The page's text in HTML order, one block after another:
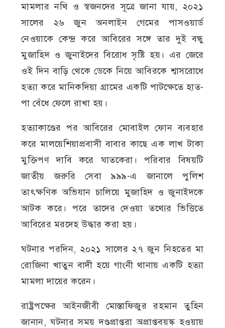
মামলার নথি ও স্বজনদের সূত্রে জানা যায়, ২০২১
সালের ২৬ জুন অনলাইন গেমের পাসওয়ার্ড
নেওয়াকে কেন্দ্র করে আবিরের সঙ্গে তার দুই বন্ধু
মুজাহিদ ও জুনাইদের বিরোধ সৃষ্টি হয়। এর জেরে
ওই দিন বাড়ি থেকে ডেকে নিয়ে আবিরকে শ্বাসরোধে
হত্যা করে মানিকদিয়া গ্রামের একটি পাটক্ষেতে হাত-
পা বেঁধে ফেলে রাখা হয়।
হত্যাকাণ্ডের পর আবিরের মোবাইল ফোন ব্যবহার
করে মালয়েশিয়াপ্রবাসী বাবার কাছে এক লাখ টাকা
মুক্তিপণ দাবি করে ঘাতকেরা। পরিবার বিষয়টি
জাতীয় জরুরি সেবা ৯৯৯-এ জানালে পুলিশ
তাৎক্ষণিক অভিযান চালিয়ে মুজাহিদ ও জুনাইদকে
আটক করে। পরে তাদের দেওয়া তথ্যের ভিত্তিতে
আবিরের মরদেহ উদ্ধার করা হয়।
ঘটনার পরদিন, ২০২১ সালের ২৭ জুন নিহতের মা
রোজিনা খাতুন বাদী হয়ে গাংনী থানায় একটি হত্যা
মামলা দায়ের করেন।
রাষ্ট্রপক্ষের আইনজীবী মোস্তাফিজুর রহমান তুহিন
জানান, ঘটনার সময় দণ্ডপ্রাপ্তরা অপ্রাপ্তবয়স্ক হওয়ায়